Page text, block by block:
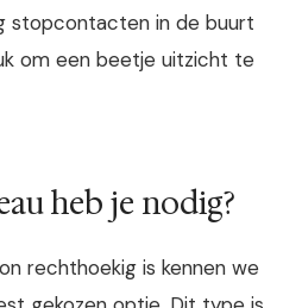
stopcontacten in de buurt
om een beetje uitzicht te
heb je nodig?
rechthoekig is kennen we